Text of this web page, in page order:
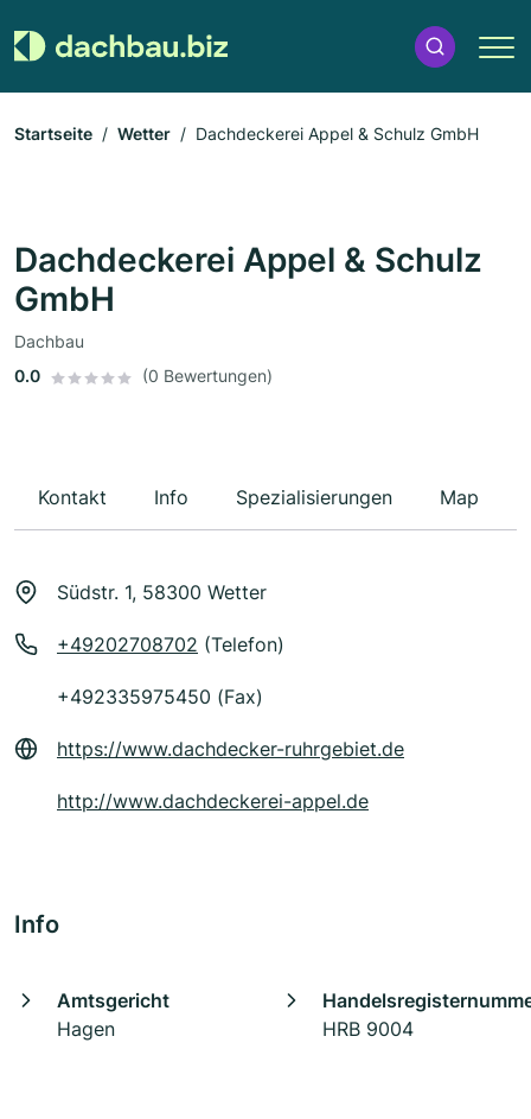
Startseite Wetter Dachdeckerei Appel & Schulz GmbH
Dachdeckerei Appel & Schulz
GmbH
Dachbau
0.0
(0 Bewertungen)
Kontakt Info Spezialisierungen Map
Südstr. 1, 58300 Wetter
+49202708702 (Telefon)
+492335975450 (Fax)
https://www.dachdecker-ruhrgebiet.de
http://www.dachdeckerei-appel.de
Info
Amtsgericht
Hagen
HRB 9004